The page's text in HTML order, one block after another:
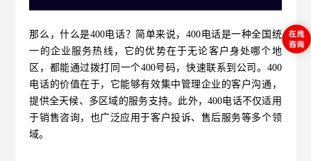
那么，什么是400电话？简单来说，400电话是一种全国统
一的企业服务热线，它的优势在于无论客户身处哪个地
区，都能通过拨打同一个400号码，快速联系到公司。400
电话的价值在于，它能够有效集中管理企业的客户沟通，
提供全天候、多区域的服务支持。此外，400电话不仅适用
于销售咨询，也广泛应用于客户投诉、售后服务等多个领
域。